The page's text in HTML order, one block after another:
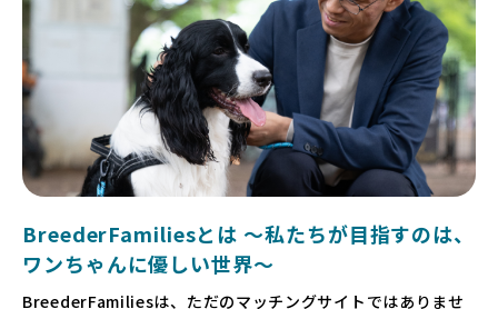
BreederFamiliesとは 〜私たちが目指すのは、
ワンちゃんに優しい世界〜
BreederFamiliesは、ただのマッチングサイトではありませ